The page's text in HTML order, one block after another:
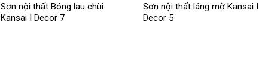
Sơn nội thất Bóng lau chùi
Kansai I Decor 7
Sơn nội thất láng mờ Kansai I
Decor 5